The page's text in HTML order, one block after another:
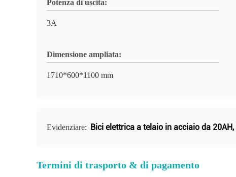
Potenza di uscita:
3A
Dimensione ampliata:
1710*600*1100 mm
Evidenziare: Bici elettrica a telaio in acciaio da 20AH,
Termini di trasporto & di pagamento